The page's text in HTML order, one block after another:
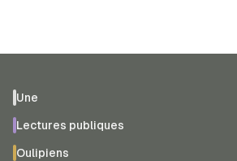
Une
Lectures publiques
Oulipiens